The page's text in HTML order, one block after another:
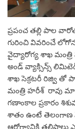
ప్రపంచ తల్లి పాల
గురించి వివరించే
వైద్యారోగ్య శాఖ
అండ్ వ్యాక్సిన్స్
శాఖ సెక్రటరీ రిజ్వి తో
మంత్రి హరీశ్ రావు
గణాంకాల ప్రకారం
శాతం ఉంటే తెలంగాణ
ఆరోగ్యానికి తల్లిపాలు